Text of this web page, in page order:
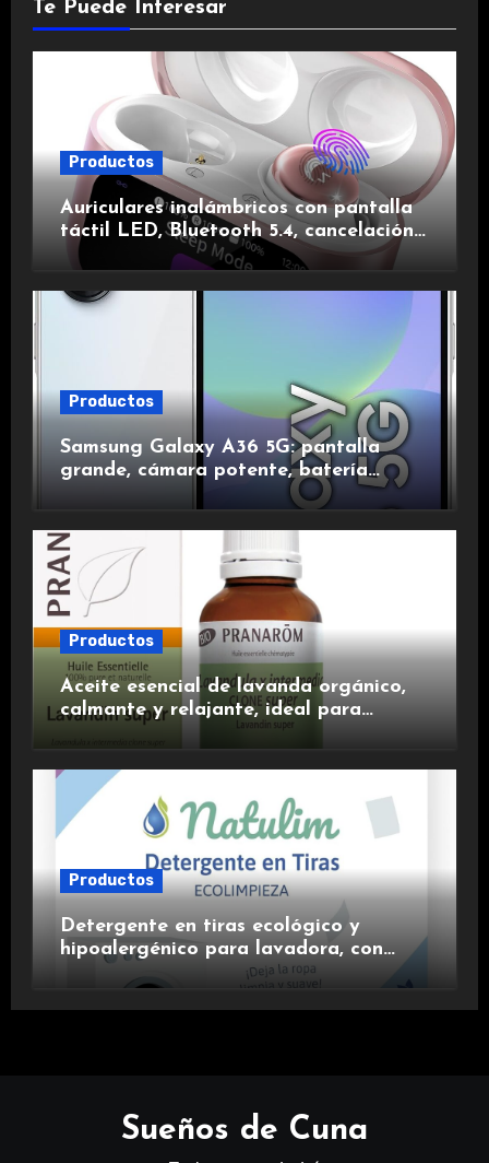
Te Puede Interesar
Productos
Auriculares inalámbricos con pantalla
táctil LED, Bluetooth 5.4, cancelación
de ruido, impermeables y de larga
duración.
Productos
Samsung Galaxy A36 5G: pantalla
grande, cámara potente, batería
duradera y carga rápida para una
experiencia premium.
Productos
Aceite esencial de lavanda orgánico,
calmante y relajante, ideal para
Productos
Detergente en tiras ecológico y
hipoalergénico para lavadora, con
suavizante incluido y fragancia de
Sueños de Cuna